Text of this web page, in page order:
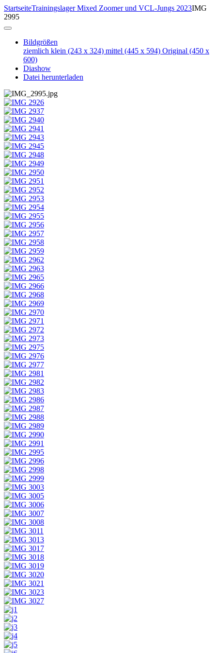
StartseiteTrainingslager Mixed Zoomer und VCL-Jungs 2023IMG
2995
Bildgrößen
ziemlich klein (243 x 324) mittel (445 x 594) Original (450 x
600)
Diashow
Datei herunterladen